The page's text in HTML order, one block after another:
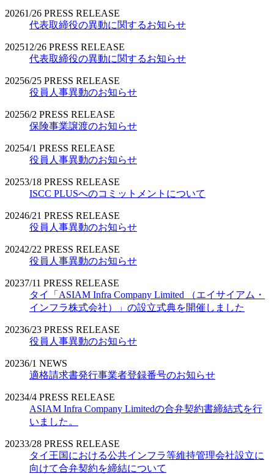
20261/26 PRESS RELEASE
代表取締役の異動に関するお知らせ
202512/26 PRESS RELEASE
代表取締役の異動に関するお知らせ
20256/25 PRESS RELEASE
役員人事異動のお知らせ
20256/2 PRESS RELEASE
保険事業譲渡のお知らせ
20254/1 PRESS RELEASE
役員人事異動のお知らせ
20253/18 PRESS RELEASE
ISCC PLUSへのコミットメントについて
20246/21 PRESS RELEASE
役員人事異動のお知らせ
20242/22 PRESS RELEASE
役員人事異動のお知らせ
20237/11 PRESS RELEASE
タイ「ASIAM Infra Company Limited （エイサイアム・
インフラ株式会社）」の設立式典を開催しました
20236/23 PRESS RELEASE
役員人事異動のお知らせ
20236/1 NEWS
適格請求書発行事業者登録番号のお知らせ
20234/4 PRESS RELEASE
ASIAM Infra Company Limitedの合弁契約書締結式を行
いました。
20233/28 PRESS RELEASE
タイ王国における公共インフラ等維持管理会社設立に
向けて合弁契約を締結について